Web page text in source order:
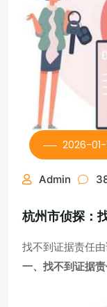
2026-01-
Admin
杭州市侦探：
找不到证据责任
一、找不到证据